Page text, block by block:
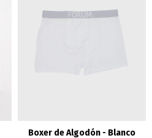
Boxer de Algodón - Blanco